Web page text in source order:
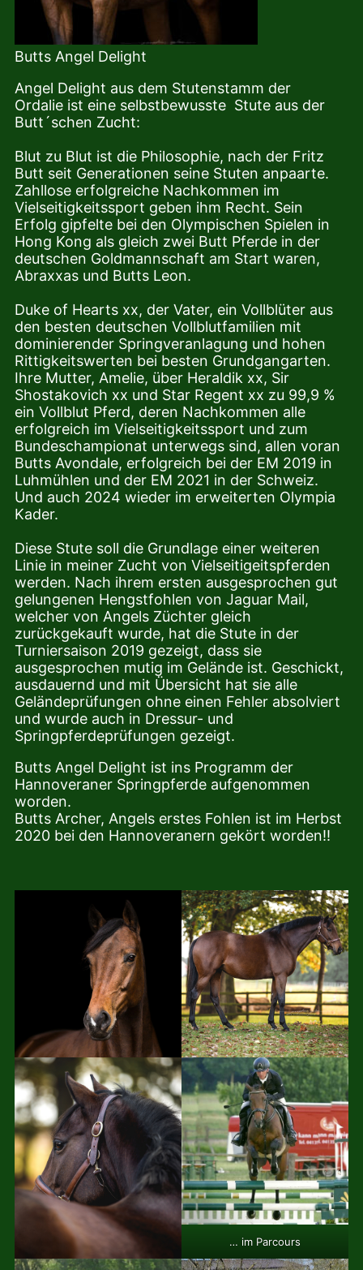
Butts Angel Delight
Angel Delight aus dem Stutenstamm der
Ordalie ist eine selbstbewusste Stute aus der
Butt´schen Zucht:
Blut zu Blut ist die Philosophie, nach der Fritz
Butt seit Generationen seine Stuten anpaarte.
Zahllose erfolgreiche Nachkommen im
Vielseitigkeitssport geben ihm Recht. Sein
Erfolg gipfelte bei den Olympischen Spielen in
Hong Kong als gleich zwei Butt Pferde in der
deutschen Goldmannschaft am Start waren,
Abraxxas und Butts Leon.
Duke of Hearts xx, der Vater, ein Vollblüter aus
den besten deutschen Vollblutfamilien mit
dominierender Springveranlagung und hohen
Rittigkeitswerten bei besten Grundgangarten.
Ihre Mutter, Amelie, über Heraldik xx, Sir
Shostakovich xx und Star Regent xx zu 99,9 %
ein Vollblut Pferd, deren Nachkommen alle
erfolgreich im Vielseitigkeitssport und zum
Bundeschampionat unterwegs sind, allen voran
Butts Avondale, erfolgreich bei der EM 2019 in
Luhmühlen und der EM 2021 in der Schweiz.
Und auch 2024 wieder im erweiterten Olympia
Kader.
Diese Stute soll die Grundlage einer weiteren
Linie in meiner Zucht von Vielseitigeitspferden
werden. Nach ihrem ersten ausgesprochen gut
gelungenen Hengstfohlen von Jaguar Mail,
welcher von Angels Züchter gleich
zurückgekauft wurde, hat die Stute in der
Turniersaison 2019 gezeigt, dass sie
ausgesprochen mutig im Gelände ist. Geschickt,
ausdauernd und mit Übersicht hat sie alle
Geländeprüfungen ohne einen Fehler absolviert
und wurde auch in Dressur- und
Springpferdeprüfungen gezeigt.
Butts Angel Delight ist ins Programm der
Hannoveraner Springpferde aufgenommen
worden.
Butts Archer, Angels erstes Fohlen ist im Herbst
2020 bei den Hannoveranern gekört worden!!
… im Parcours